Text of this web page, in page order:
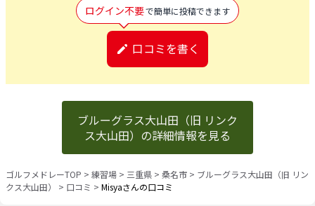
ログイン不要で簡単に投稿できます
口コミを書く
ブルーグラス大山田（旧 リンク
ス大山田）の詳細情報を見る
ゴルフメドレーTOP > 練習場 > 三重県 > 桑名市 > ブルーグラス大山田（旧 リン
クス大山田）
> 口コミ > Misyaさんの口コミ